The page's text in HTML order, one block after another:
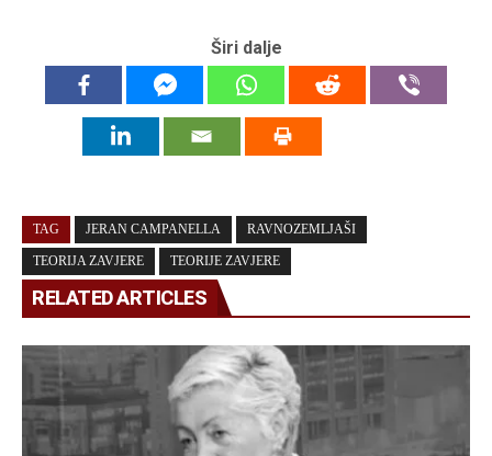
Širi dalje
TAG JERAN CAMPANELLA RAVNOZEMLJAŠI
TEORIJA ZAVJERE TEORIJE ZAVJERE
RELATED ARTICLES